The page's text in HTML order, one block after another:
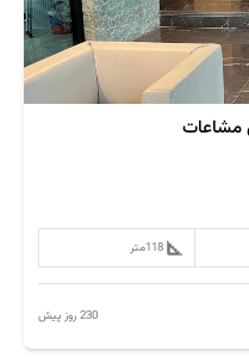
118متر
230 روز پیش